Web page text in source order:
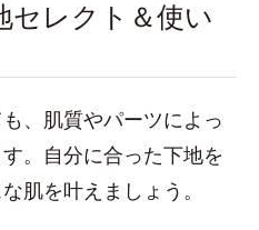
セレクト＆使い
、肌質やパーツによっ
。自分に合った下地を
肌を叶えましょう。